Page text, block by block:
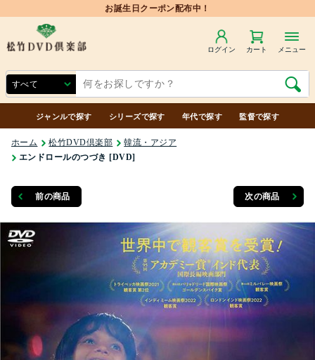
ログイン カート メニュー
ジャンルで探す シリーズで探す 年代で探す 監督で探す
ホーム 松竹DVD倶楽部
韓流・アジア
エンドロールのつづき [DVD]
前の商品 次の商品